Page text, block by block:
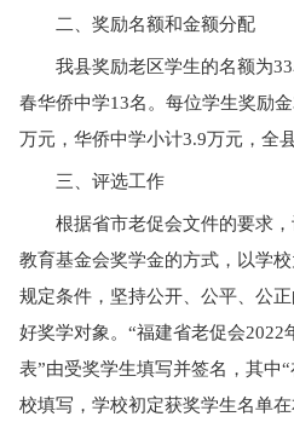
二、奖励名额和金额分配
我县奖励老区学生的名额为
春华侨中学13名。每位学生奖励
万元，华侨中学小计3.9万元，全
三、评选工作
根据省市老促会文件的要求
教育基金会奖学金的方式，以学
规定条件，坚持公开、公平、公
好奖学对象。 “福建省老促会2022
表”由受奖学生填写并签名，其中
校填写，学校初定获奖学生名单